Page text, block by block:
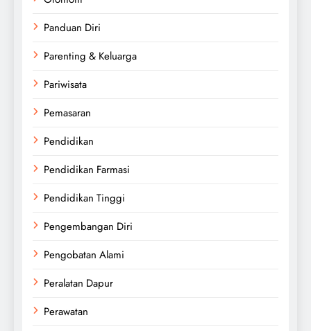
Panduan Diri
Parenting & Keluarga
Pariwisata
Pemasaran
Pendidikan
Pendidikan Farmasi
Pendidikan Tinggi
Pengembangan Diri
Pengobatan Alami
Peralatan Dapur
Perawatan